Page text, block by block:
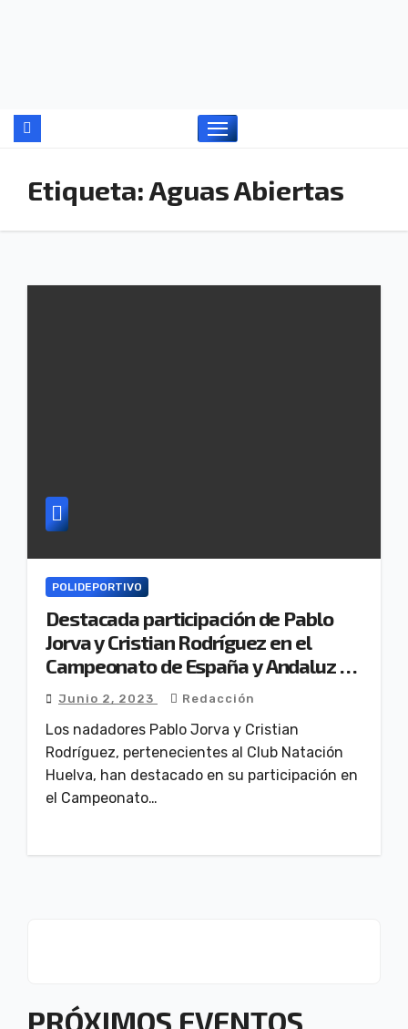
Etiqueta:Aguas Abiertas
POLIDEPORTIVO
Destacada participación de Pablo
Jorva y Cristian Rodríguez en el
Campeonato de España y Andaluz de
Aguas Abiertas
Junio 2, 2023 Redacción
Los nadadores Pablo Jorva y Cristian
Rodríguez, pertenecientes al Club Natación
Huelva, han destacado en su participación en
el Campeonato…
PRÓXIMOS EVENTOS